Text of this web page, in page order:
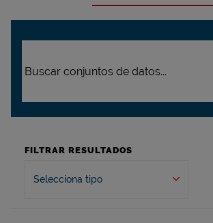
FILTRAR RESULTADOS
Selecciona tipo